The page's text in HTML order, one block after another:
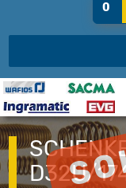
0
D32U/